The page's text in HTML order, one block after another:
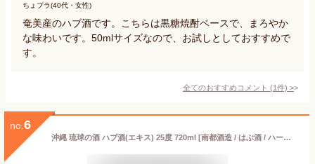
ちょプラ(40代・女性)
奄美産のハブ酒です。こちらは黒糖焼酎ベースで、まろやか
な味わいです。50mlサイズなので、お試しとしておすすめで
す。
全てのおすすめコメント (1件) >
no. 6
沖縄 琉球の酒 ハブ酒(エキス) 25度 720ml [南都酒造 / はぶ酒 / ハーブ 薬草]